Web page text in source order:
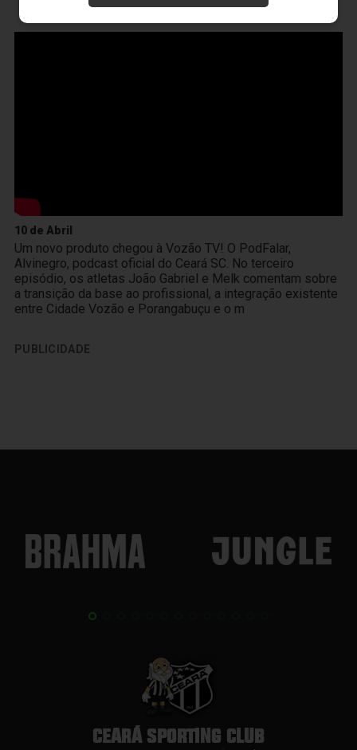
10 de Abril
Um novo produto chegou à Vozão TV! O PodFalar,
Alvinegro, podcast oficial do Ceará SC. No terceiro
episódio, os atletas João Gabriel e Melk comentam sobre
a transição da base ao profissional, a integração existente
entre Cidade Vozão e Porangabuçu e o m
PUBLICIDADE
CEARÁ SPORTING CLUB